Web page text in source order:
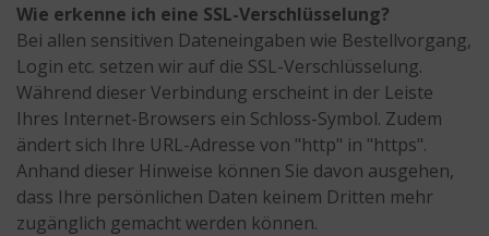
Wie erkenne ich eine SSL-Verschlüsselung?
Bei allen sensitiven Dateneingaben wie Bestellvorgang,
Login etc. setzen wir auf die SSL-Verschlüsselung.
Während dieser Verbindung erscheint in der Leiste
Ihres Internet-Browsers ein Schloss-Symbol. Zudem
ändert sich Ihre URL-Adresse von "http" in "https".
Anhand dieser Hinweise können Sie davon ausgehen,
dass Ihre persönlichen Daten keinem Dritten mehr
zugänglich gemacht werden können.